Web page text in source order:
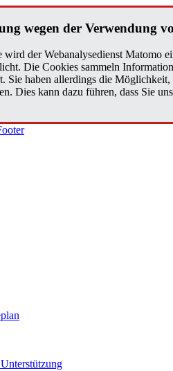
wegen der Ver­wen­dung
wird der Webanalysedienst Matomo
Die Cookies sammeln
Sie haben allerdings die
Dies kann dazu führen, dass Sie